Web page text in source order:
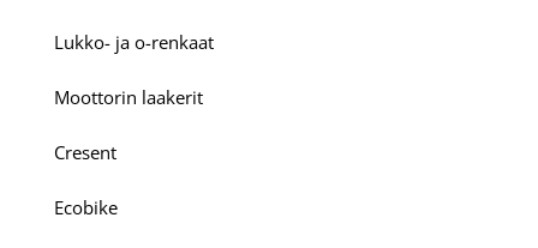
Lukko- ja o-renkaat
Moottorin laakerit
Cresent
Ecobike